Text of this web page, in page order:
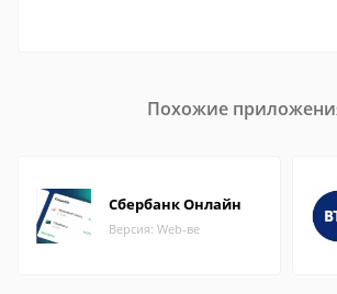
Похожие
Сбербанк Онлайн
Версия: Web-ве